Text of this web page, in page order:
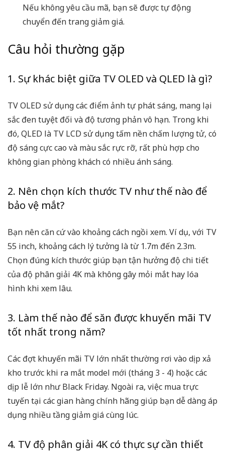
Nếu không yêu cầu mã, bạn sẽ được tự động
chuyển đến trang giảm giá.
Câu hỏi thường gặp
1. Sự khác biệt giữa TV OLED và QLED là gì?
TV OLED sử dụng các điểm ảnh tự phát sáng, mang lại
sắc đen tuyệt đối và độ tương phản vô hạn. Trong khi
đó, QLED là TV LCD sử dụng tấm nền chấm lượng tử, có
độ sáng cực cao và màu sắc rực rỡ, rất phù hợp cho
không gian phòng khách có nhiều ánh sáng.
2. Nên chọn kích thước TV như thế nào để
bảo vệ mắt?
Bạn nên căn cứ vào khoảng cách ngồi xem. Ví dụ, với TV
55 inch, khoảng cách lý tưởng là từ 1.7m đến 2.3m.
Chọn đúng kích thước giúp bạn tận hưởng độ chi tiết
của độ phân giải 4K mà không gây mỏi mắt hay lóa
hình khi xem lâu.
3. Làm thế nào để săn được khuyến mãi TV
tốt nhất trong năm?
Các đợt khuyến mãi TV lớn nhất thường rơi vào dịp xả
kho trước khi ra mắt model mới (tháng 3 - 4) hoặc các
dịp lễ lớn như Black Friday. Ngoài ra, việc mua trực
tuyến tại các gian hàng chính hãng giúp bạn dễ dàng áp
dụng nhiều tầng giảm giá cùng lúc.
4. TV độ phân giải 4K có thực sự cần thiết